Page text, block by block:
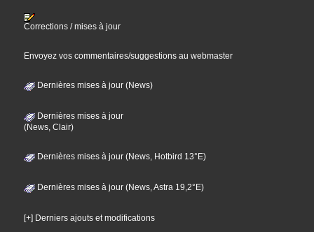
Corrections / mises à jour
Envoyez vos commentaires/suggestions au webmaster
Dernières mises à jour (News)
Dernières mises à jour
(News, Clair)
Dernières mises à jour (News, Hotbird 13°E)
Dernières mises à jour (News, Astra 19,2°E)
[+] Derniers ajouts et modifications